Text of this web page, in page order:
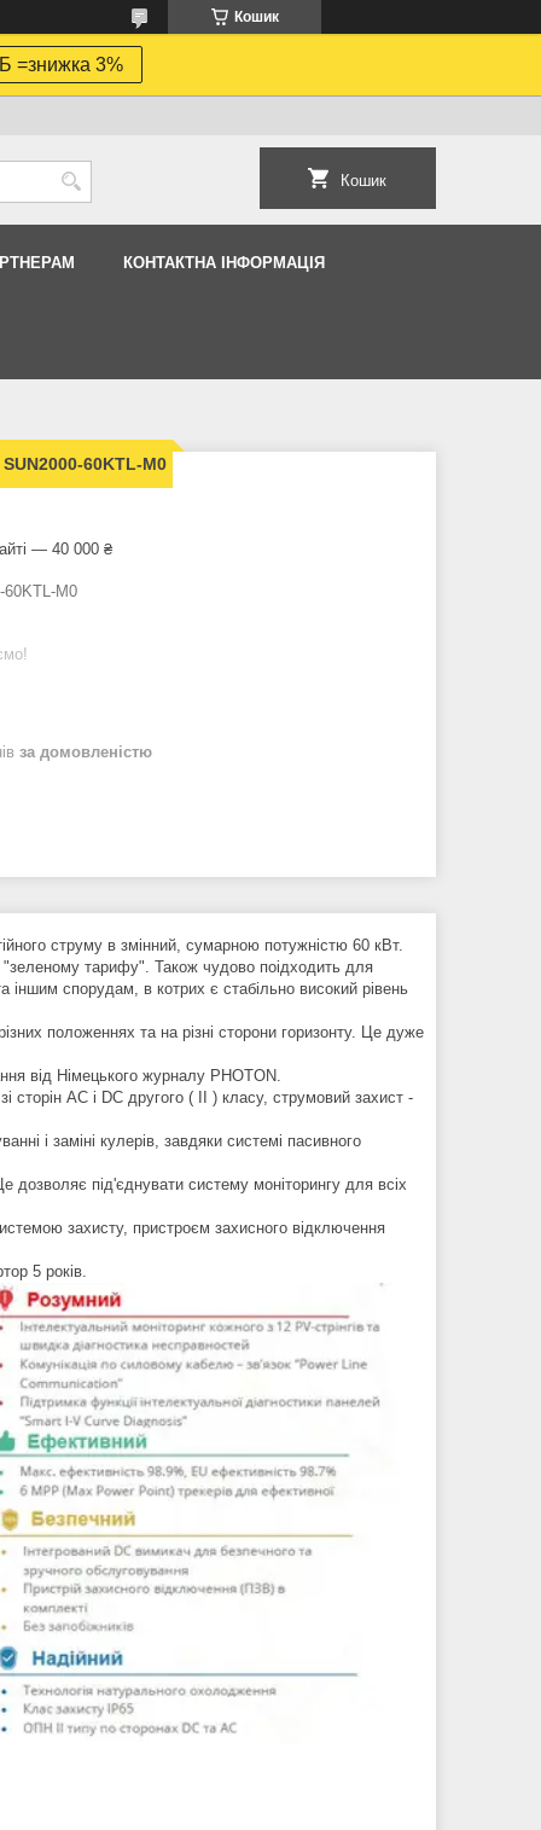
Кошик
=знижка 3%
Кошик
КОНТАКТНА ІНФОРМАЦІЯ
60KTL-M0
— 40 000 ₴
60KTL-M0
за домовленістю
струму в змінний, сумарною потужністю 60 кВт.
тарифу". Також чудово поідходить для
спорудам, в котрих є стабільно високий рівень
положеннях та на різні сторони горизонту. Це дуже
від Німецького журналу PHOTON.
сторін AC і DC другого ( II ) класу, струмовий захист -
і заміні кулерів, завдяки системі пасивного
під'єднувати систему моніторингу для всіх
захисту, пристроєм захисного відключення
5 років.